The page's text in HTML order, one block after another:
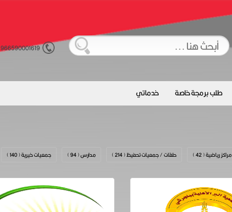
966590001619
طلب برمجة خاصة خدماتي
مراكز رياضية ( 42 ) حلقات / جمعيات تحفيظ ( 214 ) مدارس ( 94 ) جمعيات خيرية ( 140 )